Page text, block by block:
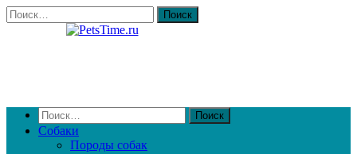
Собаки
Породы собак